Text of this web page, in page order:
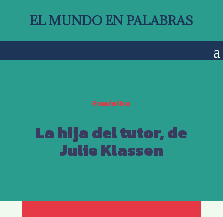
EL MUNDO EN PALABRAS
Romántica
La hija del tutor, de
Julie Klassen